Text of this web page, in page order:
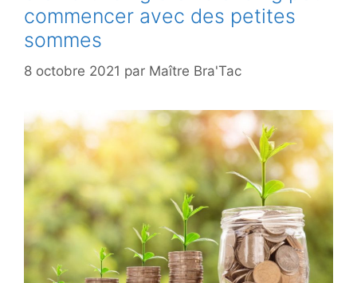
commencer avec des petites
sommes
8 octobre 2021 par Maître Bra'Tac